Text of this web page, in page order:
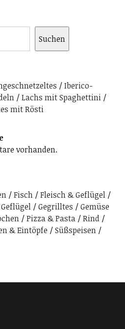
Suchen
Iberico-
Lachs mit Spaghettini
mit Rösti
vorhanden.
Fisch
Fleisch & Geflügel
Geflügel Gegrilltes
Gemüse
Pizza & Pasta
Rind
& Eintöpfe
Süßspeisen